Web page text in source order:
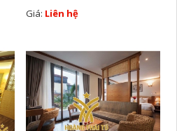
Giá: Liên hệ